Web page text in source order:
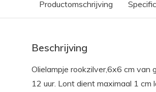
Productomschrijving
Beschrijving
Olielampje rookzilver,6x6 cm van
12 uur. Lont dient maximaal 1